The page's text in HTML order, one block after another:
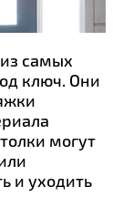
самых
ключ. Они
могут
и уходить